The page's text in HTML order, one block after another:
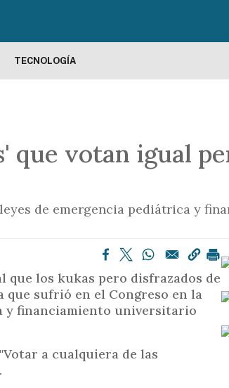
TECNOLOGÍA
que votan igual
de emergencia pediátrica y
que los kukas pero disfrazados de
sufrió en el Congreso en la
y financiamiento universitario
a cualquiera de las